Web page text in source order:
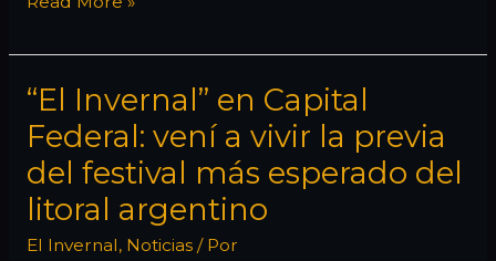
ya
tiene
fecha:
arrancaron
los
preparativos
de
la
“El Invernal” en Capital
Federal: vení a vivir la previa
del festival más esperado del
litoral argentino
El Invernal, Noticias/ Por